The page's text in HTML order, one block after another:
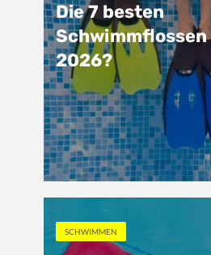
Die 7 besten
2026?
SCHWIMMEN